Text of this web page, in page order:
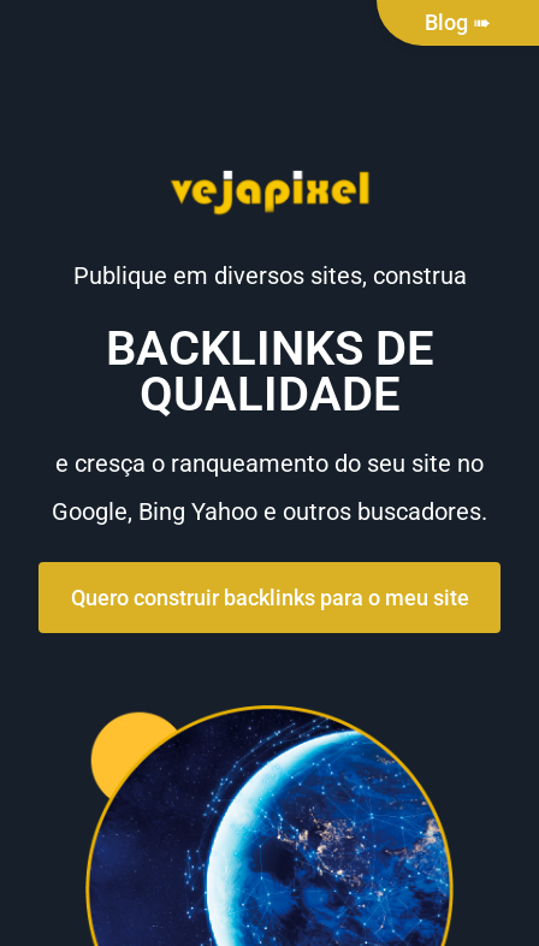
Blog ➠
Publique em diversos sites, construa
BACKLINKS DE
QUALIDADE
e cresça o ranqueamento do seu site no
Google, Bing Yahoo e outros buscadores.
Quero construir backlinks para o meu site